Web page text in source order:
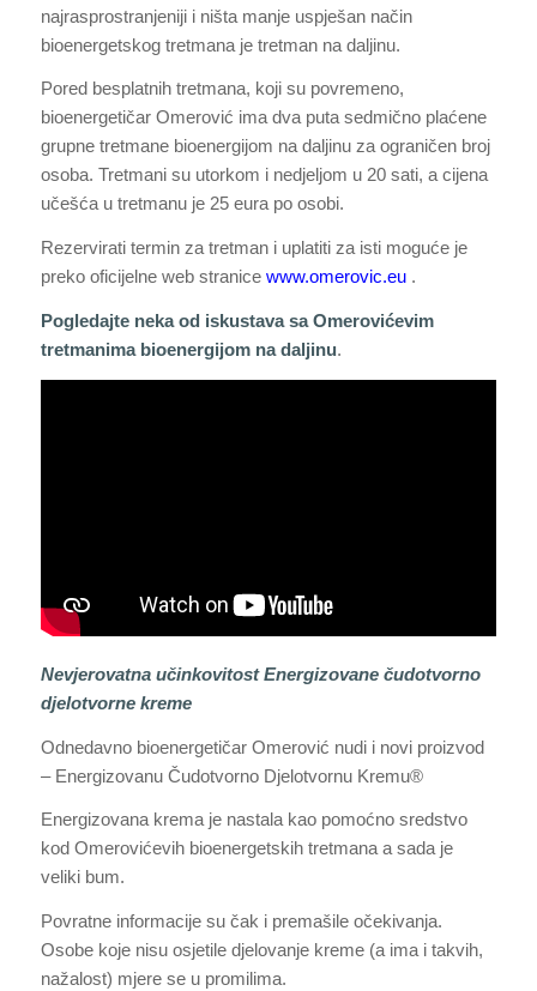
najrasprostranjeniji i ništa manje uspješan način
bioenergetskog tretmana je tretman na daljinu.
Pored besplatnih tretmana, koji su povremeno,
bioenergetičar Omerović ima dva puta sedmično plaćene
grupne tretmane bioenergijom na daljinu za ograničen broj
osoba. Tretmani su utorkom i nedjeljom u 20 sati, a cijena
učešća u tretmanu je 25 eura po osobi.
Rezervirati termin za tretman i uplatiti za isti moguće je
preko oficijelne web stranice www.omerovic.eu.
Pogledajte neka od iskustava sa Omerovićevim
tretmanima bioenergijom na daljinu.
Nevjerovatna učinkovitost Energizovane čudotvorno
djelotvorne kreme
Odnedavno bioenergetičar Omerović nudi i novi proizvod
– Energizovanu Čudotvorno Djelotvornu Kremu®
Energizovana krema je nastala kao pomoćno sredstvo
kod Omerovićevih bioenergetskih tretmana a sada je
veliki bum.
Povratne informacije su čak i premašile očekivanja.
Osobe koje nisu osjetile djelovanje kreme (a ima i takvih,
nažalost) mjere se u promilima.